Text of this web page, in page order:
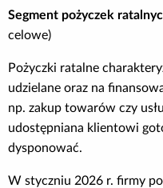
Segment pożyczek
celowe)
Pożyczki ratalne
udzielane oraz na
np. zakup towarów czy
udostępniana klientowi
dysponować.
W styczniu 2026 r. firmy